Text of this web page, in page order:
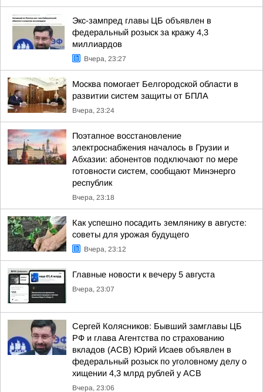
Экс-зампред главы ЦБ объявлен в
федеральный розыск за кражу 4,3
миллиардов
Вчера, 23:27
Москва помогает Белгородской области в
развитии систем защиты от БПЛА
Вчера, 23:24
Поэтапное восстановление
электроснабжения началось в Грузии и
Абхазии: абонентов подключают по мере
готовности систем, сообщают Минэнерго
республик
Вчера, 23:18
Как успешно посадить землянику в августе:
советы для урожая будущего
Вчера, 23:12
Главные новости к вечеру 5 августа
Вчера, 23:07
Сергей Колясников: Бывший замглавы ЦБ
РФ и глава Агентства по страхованию
вкладов (АСВ) Юрий Исаев объявлен в
федеральный розыск по уголовному делу о
хищении 4,3 млрд рублей у АСВ
Вчера, 23:06